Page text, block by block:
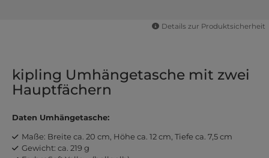
Details zur Produktsicherheit
kipling Umhängetasche mit zwei
Hauptfächern
Daten Umhängetasche:
Maße: Breite ca. 20 cm, Höhe ca. 12 cm, Tiefe ca. 7,5 cm
Gewicht: ca. 219 g